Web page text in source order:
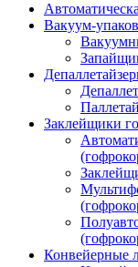
Вакуум-
Заклейщики
Конвейерные